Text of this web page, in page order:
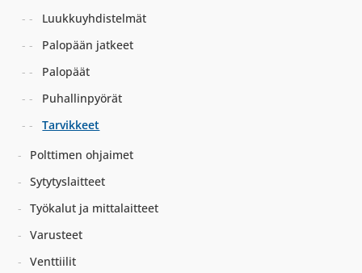
Luukkuyhdistelmät
Palopään jatkeet
Palopäät
Puhallinpyörät
Tarvikkeet
Polttimen ohjaimet
Sytytyslaitteet
Työkalut ja mittalaitteet
Varusteet
Venttiilit